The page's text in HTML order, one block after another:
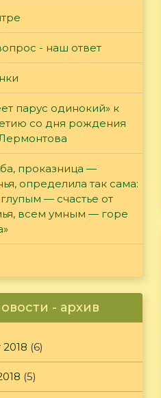
- наш ответ
парус одинокий» к
со дня рождения
проказница —
определила так сама:
— счастье от
всем умным — горе
- архив
2018 (6)
(5)